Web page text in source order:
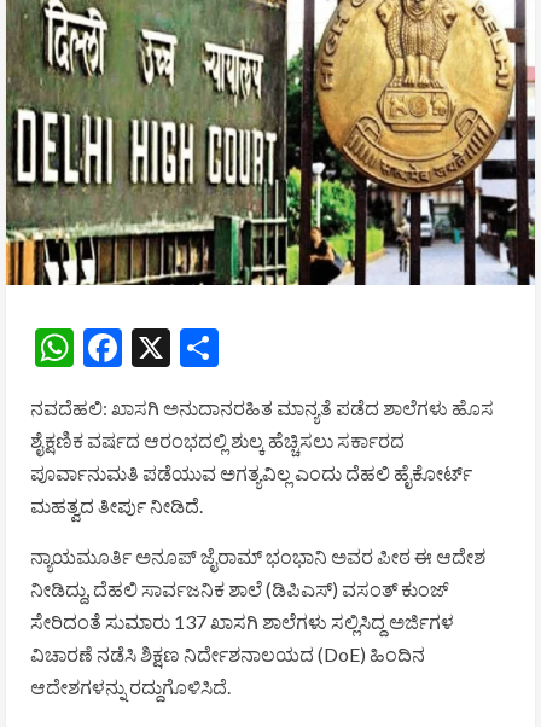
WhatsApp
Facebook
X
ನವದೆಹಲಿ: ಖಾಸಗಿ ಅನುದಾನರಹಿತ ಮಾನ್ಯತೆ ಪಡೆದ ಶಾಲೆಗಳು ಹೊಸ
ಶೈಕ್ಷಣಿಕ ವರ್ಷದ ಆರಂಭದಲ್ಲಿ ಶುಲ್ಕ ಹೆಚ್ಚಿಸಲು ಸರ್ಕಾರದ
ಪೂರ್ವಾನುಮತಿ ಪಡೆಯುವ ಅಗತ್ಯವಿಲ್ಲ ಎಂದು ದೆಹಲಿ ಹೈಕೋರ್ಟ್
ಮಹತ್ವದ ತೀರ್ಪು ನೀಡಿದೆ.
ನ್ಯಾಯಮೂರ್ತಿ ಅನೂಪ್ ಜೈರಾಮ್ ಭಂಭಾನಿ ಅವರ ಪೀಠ ಈ ಆದೇಶ
ನೀಡಿದ್ದು, ದೆಹಲಿ ಸಾರ್ವಜನಿಕ ಶಾಲೆ (ಡಿಪಿಎಸ್) ವಸಂತ್ ಕುಂಜ್
ಸೇರಿದಂತೆ ಸುಮಾರು 137 ಖಾಸಗಿ ಶಾಲೆಗಳು ಸಲ್ಲಿಸಿದ್ದ ಅರ್ಜಿಗಳ
ವಿಚಾರಣೆ ನಡೆಸಿ ಶಿಕ್ಷಣ ನಿರ್ದೇಶನಾಲಯದ (DoE) ಹಿಂದಿನ
ಆದೇಶಗಳನ್ನು ರದ್ದುಗೊಳಿಸಿದೆ.